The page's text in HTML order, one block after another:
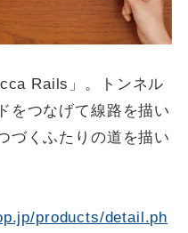
Rails」。トンネル
をつなげて線路を描い
づくふたりの道を描い
products/detail.ph